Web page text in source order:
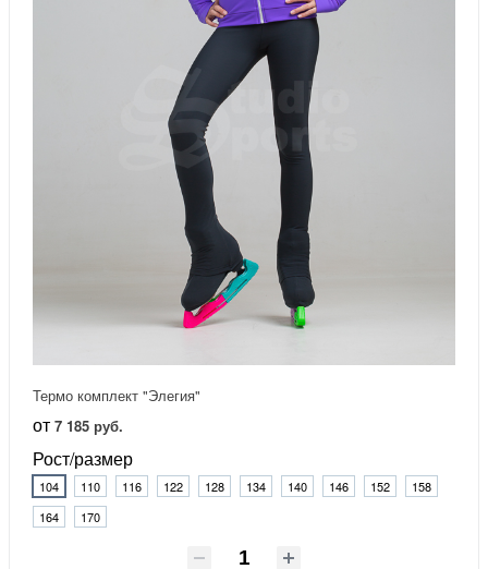
Термо комплект "Элегия"
от 7 185 руб.
Рост/размер
104 110 116 122 128 134 140 146 152
158
164
170